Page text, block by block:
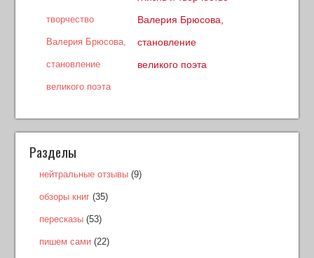
Валерия Брюсова,
становление
великого поэта
Разделы
нейтральные отзывы (9)
обзоры книг (35)
пересказы (53)
пишем сами (22)